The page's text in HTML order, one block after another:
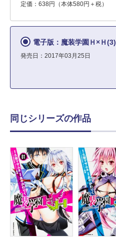
定価：638円（本体580円＋税）
電子版：魔装学園Ｈ×Ｈ(3)
発売日：2017年03月25日
同じシリーズの作品